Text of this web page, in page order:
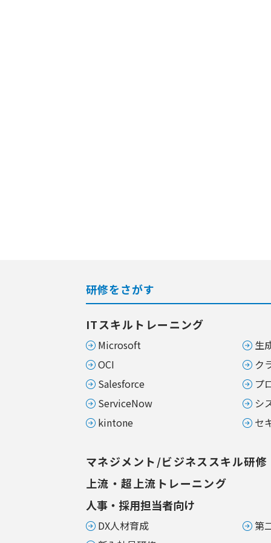
研修をさがす
ITスキルトレーニング
Microsoft
OCI
Salesforce
ServiceNow
kintone
生
ク
プ
シ
セ
マネジメント/ビジネススキル研修
上流・超上流トレーニング
人事・採用担当者向け
DX人材育成
第